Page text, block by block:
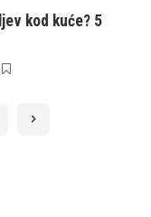
kod kuće? 5